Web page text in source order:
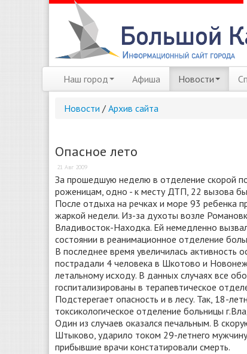
Наш город Афиша Новости
Новости / Архив сайта
Опасное лето
21 Авг 2009
За прошедшую неделю в отделение скорой
роженицам, одно - к месту ДТП, 22 вызова
После отдыха на речках и море 93 ребенка
жаркой недели. Из-за духоты возле
Владивосток-Находка. Ей немедленно
состоянии в реанимационное отделение
В последнее время увеличилась
пострадали 4 человека в Шкотово и
летальному исходу. В данных случаях все
госпитализированы в терапевтическое
Подстерегает опасность и в лесу. Так, 18-
токсикологическое отделение больницы
Один из случаев оказался печальным. В
Штыково, ударило током 29-летнего
прибывшие врачи констатировали смерть.